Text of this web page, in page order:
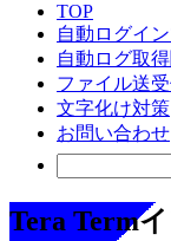
TOP
自動ログイ
自動ログ取
ファイル送
文字化け対策
お問い合わせ
Tera Term